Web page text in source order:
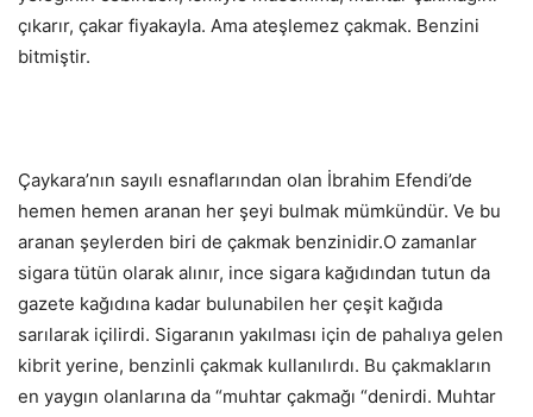
çıkarır, çakar fiyakayla. Ama ateşlemez çakmak. Benzini
bitmiştir.
Çaykara’nın sayılı esnaflarından olan İbrahim Efendi’de
hemen hemen aranan her şeyi bulmak mümkündür. Ve bu
aranan şeylerden biri de çakmak benzinidir.O zamanlar
sigara tütün olarak alınır, ince sigara kağıdından tutun da
gazete kağıdına kadar bulunabilen her çeşit kağıda
sarılarak içilirdi. Sigaranın yakılması için de pahalıya gelen
kibrit yerine, benzinli çakmak kullanılırdı. Bu çakmakların
en yaygın olanlarına da “muhtar çakmağı “denirdi. Muhtar